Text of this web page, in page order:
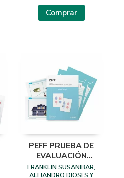
Comprar
PEFF PRUEBA DE
EVALUACIÓN
FONÉTICA-
FONOLÓGICA .
FRANKLIN SUSANIBAR,
ALEJANDRO DIOSES Y